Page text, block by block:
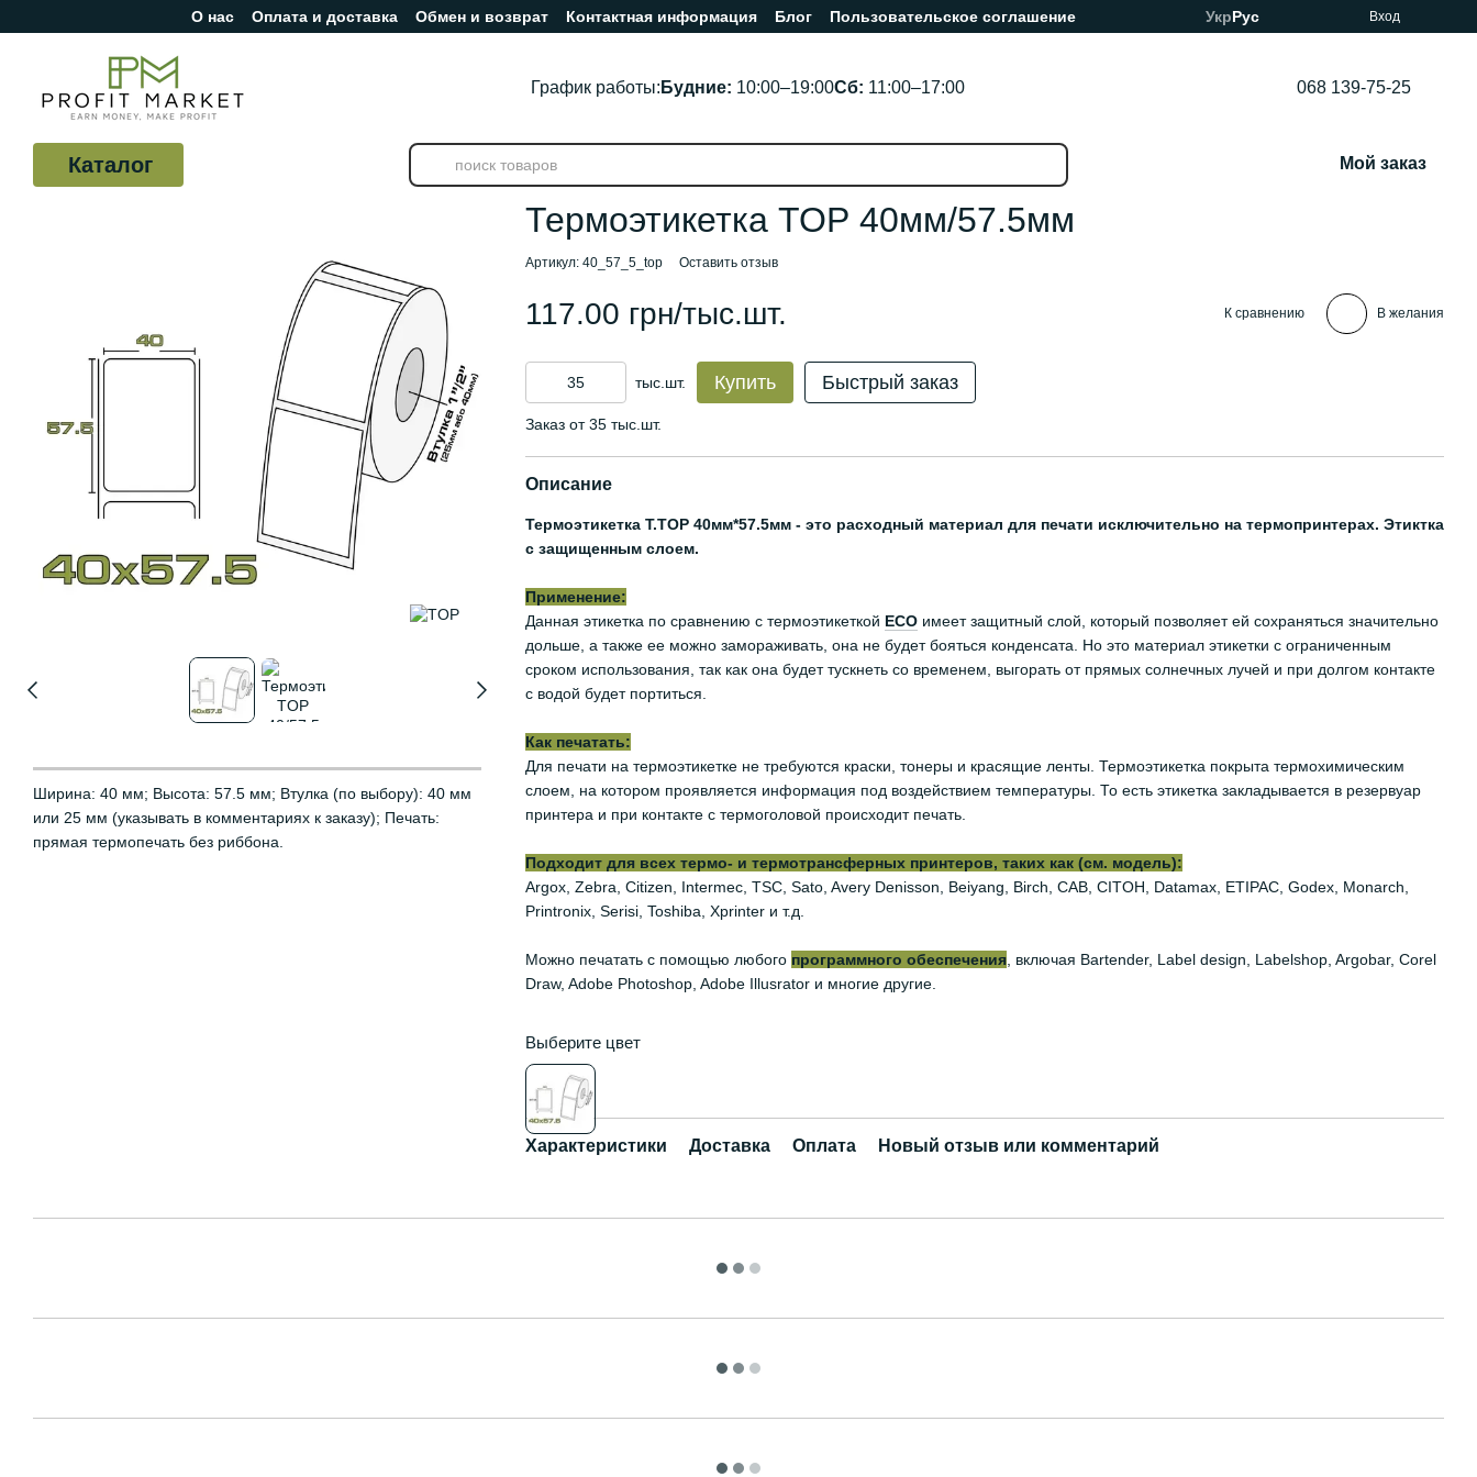
Перейти к основному контенту
О нас Оплата и доставка Обмен и возврат Контактная информация Блог
Пользовательское соглашение
Отзывы о магазине
УкрРус Вход
График работы: Будние: 10:00–19:00Сб: 11:00–17:00 068 139-75-25
Каталог Мой заказ
Ширина: 40 мм; Высота: 57.5 мм; Втулка (по выбору): 40 мм
или 25 мм (указывать в комментариях к заказу); Печать:
прямая термопечать без риббона.
Термоэтикетка ТОР 40мм/57.5мм
Артикул: 40_57_5_top Оставить отзыв
117.00 грн/тыс.шт. К сравнению В желания
тыс.шт. Купить Быстрый заказ
Заказ от 35 тыс.шт.
Описание
Термоэтикетка Т.TOP 40мм*57.5мм - это расходный материал для печати исключительно на термопринтерах. Этиктка
с защищенным слоем.
Применение:
Данная этикетка по сравнению с термоэтикеткой ЕСО имеет защитный слой, который позволяет ей сохраняться значительно
дольше, а также ее можно замораживать, она не будет бояться конденсата. Но это материал этикетки с ограниченным
сроком использования, так как она будет тускнеть со временем, выгорать от прямых солнечных лучей и при долгом контакте
с водой будет портиться.
Как печатать:
Для печати на термоэтикетке не требуются краски, тонеры и красящие ленты. Термоэтикетка покрыта термохимическим
слоем, на котором проявляется информация под воздействием температуры. То есть этикетка закладывается в резервуар
принтера и при контакте с термоголовой происходит печать.
Подходит для всех термо- и термотрансферных принтеров, таких как (см. модель):
Argox, Zebra, Citizen, Intermec, TSC, Sato, Avery Denisson, Beiyang, Birch, CAB, CITOH, Datamax, ETIPAC, Godex, Monarch,
Printronix, Serisi, Toshiba, Xprinter и т.д.
Можно печатать с помощью любого программного обеспечения , включая Bartender, Label design, Labelshop, Argobar, Corel
Draw, Adobe Photoshop, Adobe Illusrator и многие другие.
Выберите цвет
Характеристики Доставка Оплата Новый отзыв или комментарий